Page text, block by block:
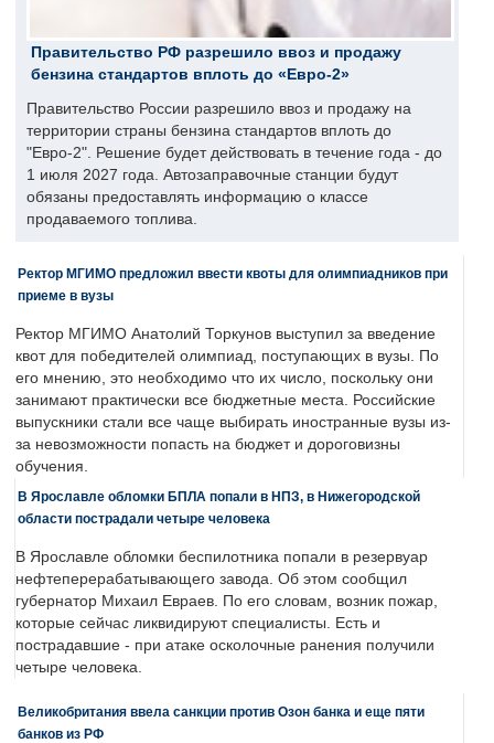
Правительство РФ разрешило ввоз и продажу
бензина стандартов вплоть до «Евро-2»
Правительство России разрешило ввоз и продажу на
территории страны бензина стандартов вплоть до
"Евро-2". Решение будет действовать в течение года - до
1 июля 2027 года. Автозаправочные станции будут
обязаны предоставлять информацию о классе
продаваемого топлива.
Ректор МГИМО предложил ввести квоты для олимпиадников при
приеме в вузы
Ректор МГИМО Анатолий Торкунов выступил за введение
квот для победителей олимпиад, поступающих в вузы. По
его мнению, это необходимо что их число, поскольку они
занимают практически все бюджетные места. Российские
выпускники стали все чаще выбирать иностранные вузы из-
за невозможности попасть на бюджет и дороговизны
обучения.
В Ярославле обломки БПЛА попали в НПЗ, в Нижегородской
области пострадали четыре человека
В Ярославле обломки беспилотника попали в резервуар
нефтеперерабатывающего завода. Об этом сообщил
губернатор Михаил Евраев. По его словам, возник пожар,
которые сейчас ликвидируют специалисты. Есть и
пострадавшие - при атаке осколочные ранения получили
четыре человека.
Великобритания ввела санкции против Озон банка и еще пяти
банков из РФ